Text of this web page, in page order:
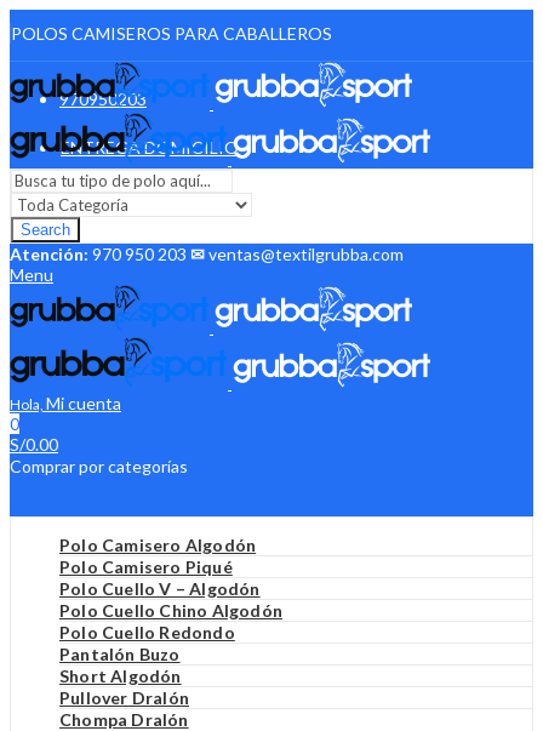
POLOS CAMISEROS PARA CABALLEROS
970950203
ENTREGA DOMICILIO
Search
Atención: 970 950 203 ✉ventas@textilgrubba.com
Menu
Hola, Mi cuenta
0
S/0.00
Comprar por categorías
Polo Camisero Algodón
Polo Camisero Piqué
Polo Cuello V – Algodón
Polo Cuello Chino Algodón
Polo Cuello Redondo
Pantalón Buzo
Short Algodón
Pullover Dralón
Chompa Dralón